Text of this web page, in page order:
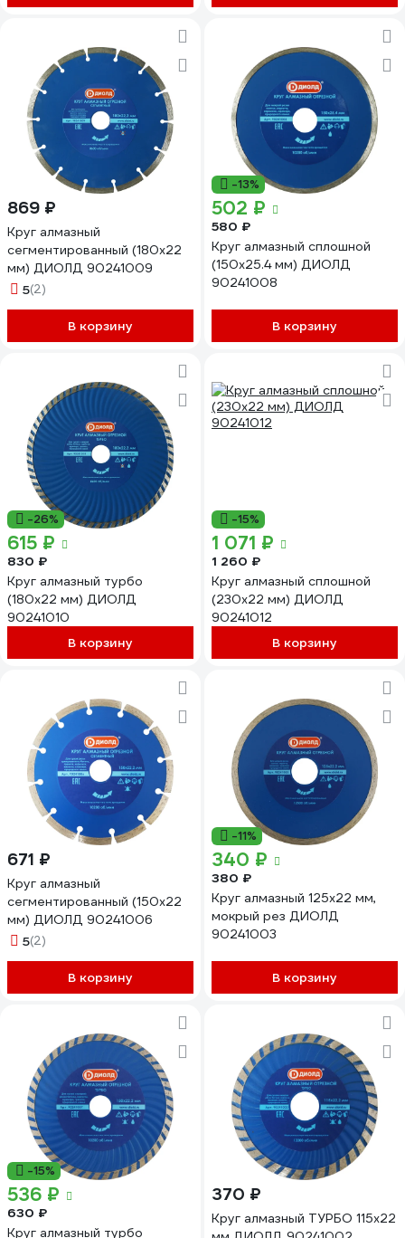
869 ₽
Круг алмазный
сегментированный (180x22
мм) ДИОЛД 90241009
5(2)
В корзину
-13%
502 ₽
580 ₽
Круг алмазный сплошной
(150x25.4 мм) ДИОЛД
90241008
В корзину
-26%
615 ₽
830 ₽
Круг алмазный турбо
(180x22 мм) ДИОЛД
90241010
В корзину
-15%
1 071 ₽
1 260 ₽
Круг алмазный сплошной
(230x22 мм) ДИОЛД
90241012
В корзину
671 ₽
Круг алмазный
сегментированный (150x22
мм) ДИОЛД 90241006
5(2)
В корзину
-11%
340 ₽
380 ₽
Круг алмазный 125x22 мм,
мокрый рез ДИОЛД
90241003
В корзину
-15%
536 ₽
630 ₽
Круг алмазный турбо
370 ₽
Круг алмазный ТУРБО 115x22